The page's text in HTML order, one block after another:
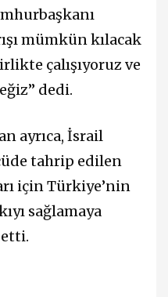
mümkün kılacak
çalışıyoruz ve
dedi.
ayrıca, İsrail
tahrip edilen
için Türkiye’nin
sağlamaya